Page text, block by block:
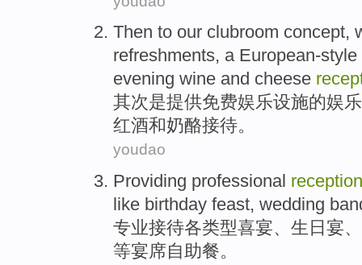
Then to our clubroom concept,
refreshments, a European-style
evening wine and cheese
其次是提供免费娱乐设施的娱
红酒和奶酪接待。
youdao
Providing professional reception
like birthday feast, wedding
专业接待各类型喜宴、 生日宴
等宴席自助餐。